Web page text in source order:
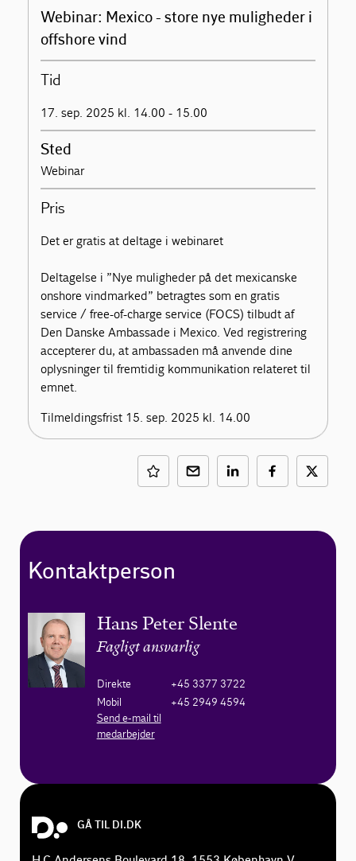
Webinar: Mexico - store nye muligheder i
offshore vind
Tid
17. sep. 2025 kl. 14.00 - 15.00
Sted
Webinar
Pris
Det er gratis at deltage i webinaret
Deltagelse i ”Nye muligheder på det mexicanske
onshore vindmarked” betragtes som en gratis
service / free-of-charge service (FOCS) tilbudt af
Den Danske Ambassade i Mexico. Ved registrering
accepterer du, at ambassaden må anvende dine
oplysninger til fremtidig kommunikation relateret til
emnet.
Tilmeldingsfrist 15. sep. 2025 kl. 14.00
Kontaktperson
Hans Peter Slente
Fagligt ansvarlig
Direkte
+45 3377 3722
Mobil
+45 2949 4594
Send e-mail til
medarbejder
GÅ TIL DI.DK